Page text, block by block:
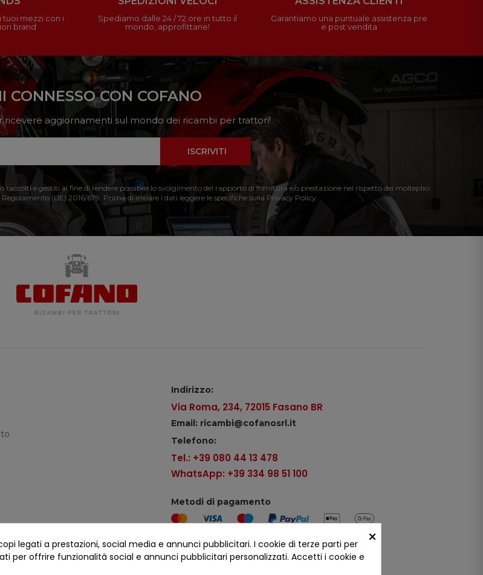
tuoi mezzi con i
brand
Spediamo dalle 24 / 72 ore in tutto il
mondo, approfittane!
Garantiamo una puntuale assistenza pre
e post vendita
CONNESSO CON COFANO
ricevere aggiornamenti sul mondo dei ricambi per trattori!
ISCRIVITI
raccolti e gestiti al fine di rendere possibile lo svolgimento del rapporto di fornitura e/o prestazione nel rispetto dei molteplici
(UE) 2016/679. Prima di inviare i dati leggere le specifiche sulla Privacy Policy.
Indirizzo:
Via Roma, 234, 72015 Fasano BR
Email: ricambi@cofanosrl.it
Telefono:
Tel.: +39 080 44 13 478
WhatsApp: +39 334 98 51 100
Metodi di pagamento
Seguici sui social ×
legati a prestazioni, social media e annunci pubblicitari. I cookie di terze parti per
per offrire funzionalità social e annunci pubblicitari personalizzati. Accetti i cookie e